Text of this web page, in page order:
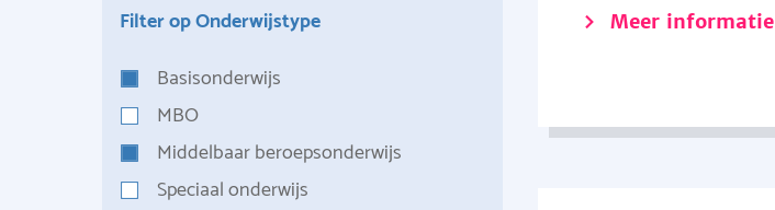
Filter op Onderwijstype
Basisonderwijs
MBO
Middelbaar beroepsonderwijs
Speciaal onderwijs
Meer informatie